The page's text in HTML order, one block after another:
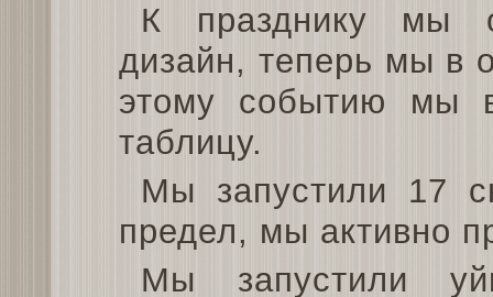
К празднику мы
дизайн, теперь мы в
этому событию мы
таблицу.
Мы запустили 17
предел, мы активно
Мы запустили